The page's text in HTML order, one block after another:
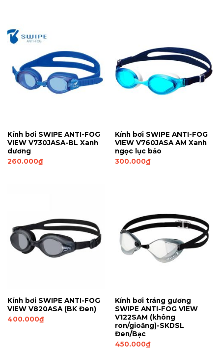
Kính bơi SWIPE ANTI-FOG
VIEW V730JASA-BL Xanh
dương
260.000₫
Kính bơi SWIPE ANTI-FOG
VIEW V760JASA AM Xanh
ngọc lục bảo
300.000₫
Kính bơi SWIPE ANTI-FOG
VIEW V820ASA (BK Đen)
400.000₫
Kính bơi tráng gương
SWIPE ANTI-FOG VIEW
V122SAM (không
ron/gioăng)-SKDSL
Đen/Bạc
450.000₫